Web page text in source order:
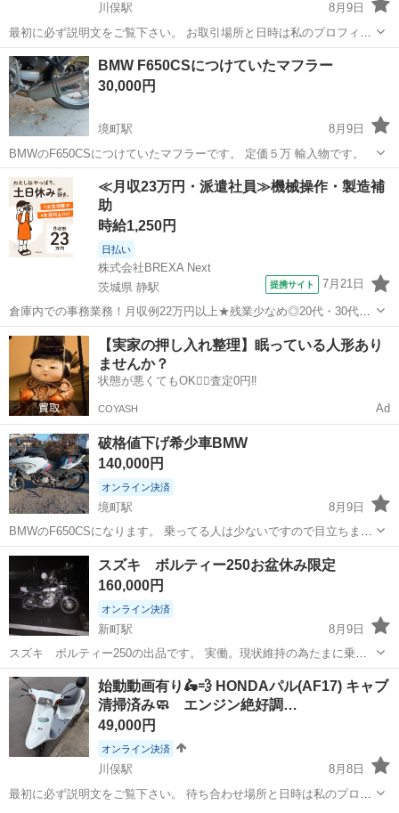
川俣駅
8月9日
最初に必ず説明文をご覧下さい。 お取引場所と日時は私のプロフィー
ルに記載されておりますので参考にして下さい^ ^ 早い物順ではなくお
話が早い方から優先でお取引致しますのでご了承下さいm(_ _)m こち
らの車両は廃車の...
群馬 邑楽郡
BMW F650CSにつけていたマフラー
30,000円
境町駅
8月9日
BMWのF650CSにつけていたマフラーです。 定価５万 輸入物です。
群馬 太田市 境町駅 その他
≪月収23万円・派遣社員≫機械操作・製造補
助
時給1,250円
日払い
株式会社BREXA Next
茨城県 静駅
提携サイト 7月21日
倉庫内での事務業務！月収例22万円以上★残業少なめ◎20代・30代・
40代の男女活躍中！空調完備で快適作業★食堂利用可◎マイカー通勤
OK◎無料駐車場完備！《茨城県常陸大宮市》 人気の工場のお仕事 ◇
電子部品製造倉庫内の事務...
茨城 常陸大宮市 静駅 その他
【実家の押し入れ整理】眠っている人形あり
ませんか？
状態が悪くてもOK🙆‍♀️査定0円‼️
COYASH Ad
破格値下げ希少車BMW
140,000円
オンライン決済
境町駅
8月9日
BMWのF650CSになります。 乗ってる人は少ないですので目立ちま
す。 シートは、特注です。 実働です。 現車確認お願いします。 車検
ありません。 書類あります。 実働致します。 気軽に質問してくださ
い。
群馬 太田市 境町駅 ありません
スズキ ボルティー250お盆休み限定
160,000円
オンライン決済
新町駅
8月9日
スズキ ボルティー250の出品です。 実働。現状維持の為たまに乗っ
ているので 走る曲がる止まる問題ないです。 現車確認してください。
塗装はしてないので好きな様に 塗ってください。 純正パーツもあるの
でもってってください。 ...
群馬 高崎市 新町駅 スズキ ボルティー
始動動画有り🛵💨 HONDAパル(AF17) キャブ
清掃済み🧼 エンジン絶好調…
49,000円
オンライン決済
川俣駅
8月8日
最初に必ず説明文をご覧下さい。 待ち合わせ場所と日時は私のプロフ